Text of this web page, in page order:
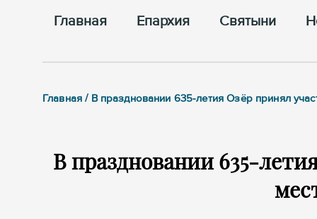
Главная Епархия Cвятыни
Главная / В праздновании 635-летия Озёр принял
В праздновании 635-